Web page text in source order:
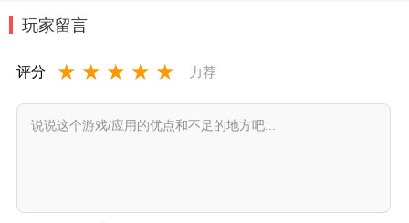
玩家留言
评分 ★ ★ ★ ★ ★ 力荐